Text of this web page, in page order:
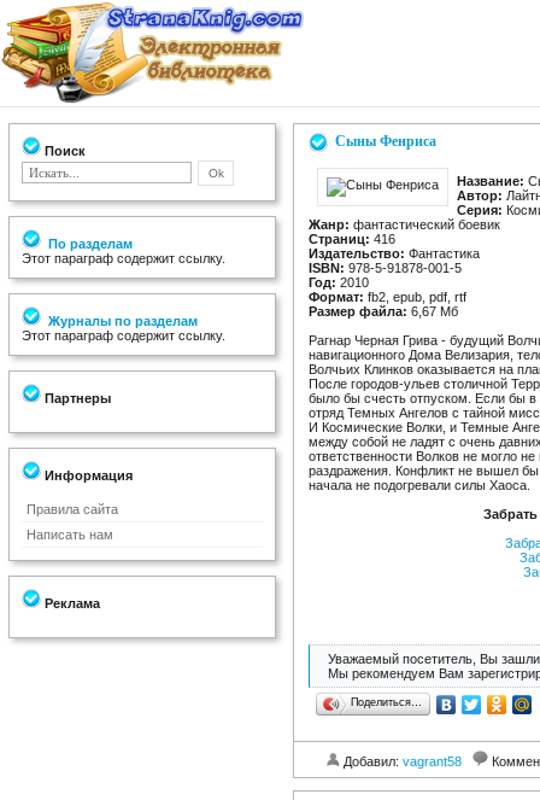
Поиск
По разделам
Этот параграф содержит ссылку.
Журналы по разделам
Этот параграф содержит ссылку.
Партнеры
Информация
Правила сайта
Написать нам
Реклама
Сыны Фенриса
Название:
Автор:
Серия:
Жанр: фантастический боевик
Страниц: 416
Издательство: Фантастика
ISBN: 978-5-91878-001-5
Год: 2010
Формат: fb2, epub, pdf, rtf
Размер файла: 6,67 Мб
Рагнар Черная Грива - будущий
навигационного Дома Велизария,
Волчьих Клинков оказывается на
После городов-ульев столичной
было бы счесть отпуском. Если бы
отряд Темных Ангелов с тайной
И Космические Волки, и Темные
между собой не ладят с очень
ответственности Волков не могло
раздражения. Конфликт не вышел
начала не подогревали силы Хаоса.
Уважаемый посетитель, Вы зашли
Мы рекомендуем Вам
Поделиться…
Добавил: vagrant58